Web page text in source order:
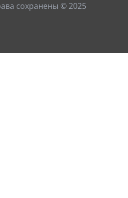
сохранены © 2025